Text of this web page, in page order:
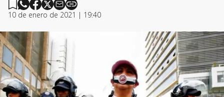
10 de enero de 2021 | 19:40